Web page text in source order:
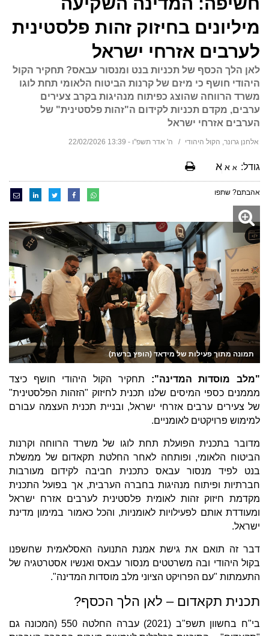
מיליונים בחיזוק זהות פלסטינית
לערבים אזרחי ישראל
לאן הלך הכסף של תכניות בנט ומנסור עבאס? תחקיר הקול
היהודי חושף כי מיזם של קרנות הביטוח הלאומי תחת לוגו
משרד הרווחה שהוצג כפיתוח מנהיגות בקרב צעירים
ערבים, מקדם תכניות לקידום ה"זהות פלסטינית" של
הערבים אזרחי ישראל
אלחנן גרונר, הקול היהודי ה' אדר תשפ"ו - 13:39 22/02/2026
גודל: א א א
אהבתם? שתפו
תמונה מתוך פעילות של מידאד (הופץ ברשת)
"מלב מוסדות המדינה": תחקיר הקול היהודי חושף כיצד
מממנים כספי המיסים שלנו תכנית לחיזוק "הזהות הפלסטינית"
של צעירים ערבים אזרחי ישראל, ובניית תכנית העצמה עבורם
למימוש פרויקטים לאומניים.
מדובר בתכנית הפועלת תחת לוגו של משרד הרווחה וקרנות
הביטוח הלאומי, ופותחה לאחר החלטת תקאדום של ממשלת
בנט לפיד מנסור עבאס כתכנית חביבה לקידום מעורבות
חברתיות ופיתוח מנהיגות בחברה הערבית, אך בפועל התכנית
מקדמת חיזוק זהות לאומית פלסטינית לערבים אזרח ישראל
ומעודדת אותם לפעילויות לאומניות, והכל כאמור במימון מדינת
ישראל.
דבר זה תואם את גישת אמנת התנועה האסלאמית שחשפנו
בקול היהודי ובה משרטטים מנסור עבאס ואנשיו אסטרטגיה של
התעמתות "עם הפרויקט הציוני מלב מוסדות המדינה".
תכנית תקאדום – לאן הלך הכסף?
בי"ח בחשוון תשפ"ב (2021) עברה החלטה 550 (המכונה גם